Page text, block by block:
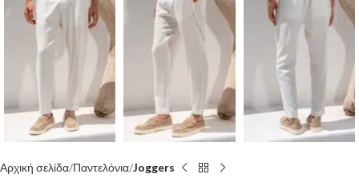
Αρχική σελίδα Παντελόνια Joggers